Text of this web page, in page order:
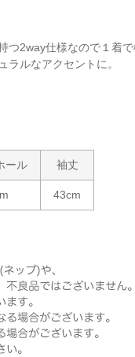
2way仕様なので１着
ルなアクセントに。
ール 袖丈
43cm